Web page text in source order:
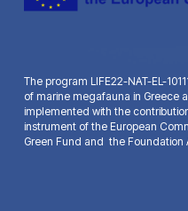
The program LIFE22-NAT-EL-
of marine megafauna in Greece
implemented with the
instrument of the European
Green Fund and the Foundation